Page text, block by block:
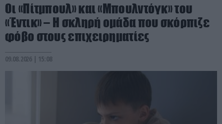
Οι «Πίτμπουλ» και «Μπουλντόγκ» του
«Έντικ» – Η σκληρή ομάδα που σκόρπιζε
φόβο στους επιχειρηματίες
09.08.2026 | 15:08